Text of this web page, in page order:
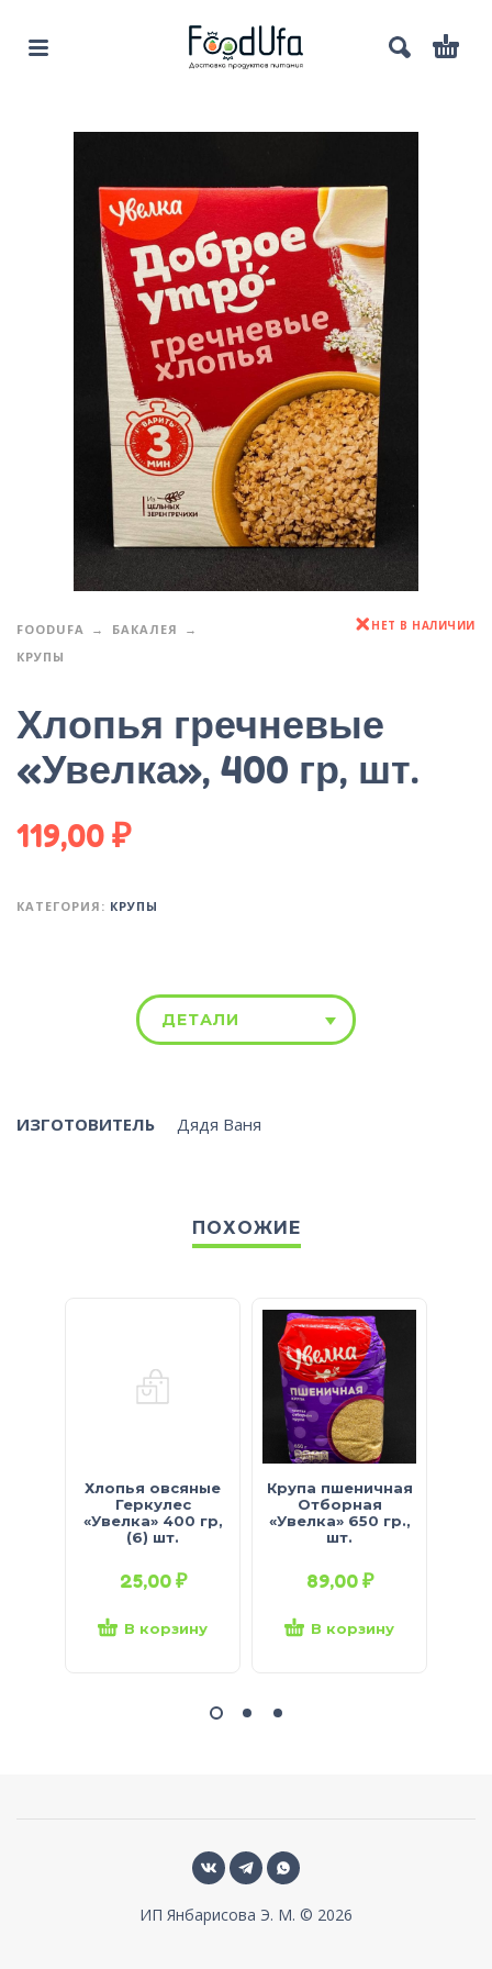
FOODUFA
БАКАЛЕЯ
КРУПЫ
НЕТ В НАЛИЧИИ
Хлопья гречневые
«Увелка», 400 гр, шт.
119,00₽
КАТЕГОРИЯ: КРУПЫ
ДЕТАЛИ
ИЗГОТОВИТЕЛЬ Дядя Ваня
ПОХОЖИЕ
Хлопья овсяные
Геркулес
«Увелка» 400 гр,
(6) шт.
25,00₽
В корзину
Крупа пшеничная
Отборная
«Увелка» 650 гр.,
шт.
89,00₽
В корзину
ИП Янбарисова Э. М. © 2026